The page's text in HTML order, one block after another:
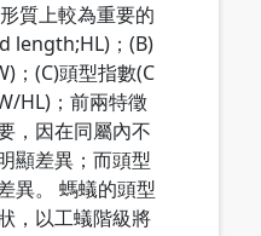
質上較為重要的
length;HL)；(B)
；(C)頭型指數(C
HL)；前兩特徵
，因在同屬內不
顯差異；而頭型
異。 螞蟻的頭型
，以工蟻階級將